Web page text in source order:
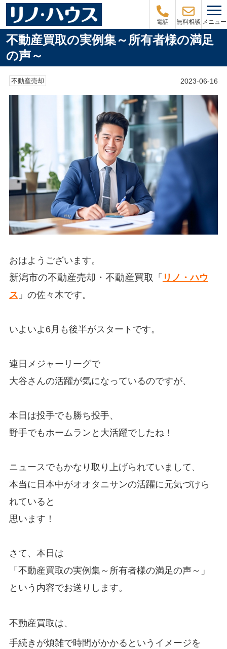
電話 無料相談 メニュー
不動産買取の実例集～所有者様の満足
の声～
不動産売却 2023-06-16
おはようございます。
新潟市の不動産売却・不動産買取 「 リノ・ハウ
ス 」の佐々木です。
いよいよ6月も後半がスタートです。
連日メジャーリーグで
大谷さんの活躍が気になっているのですが、
本日は投手でも勝ち投手、
野手でもホームランと大活躍でしたね！
ニュースでもかなり取り上げられていまして、
本当に日本中がオオタニサンの活躍に元気づけら
れていると
思います！
さて、本日は
「不動産買取の実例集～所有者様の満足の声～」
という内容でお送りします。
不動産買取は、
手続きが煩雑で時間がかかるというイメージを